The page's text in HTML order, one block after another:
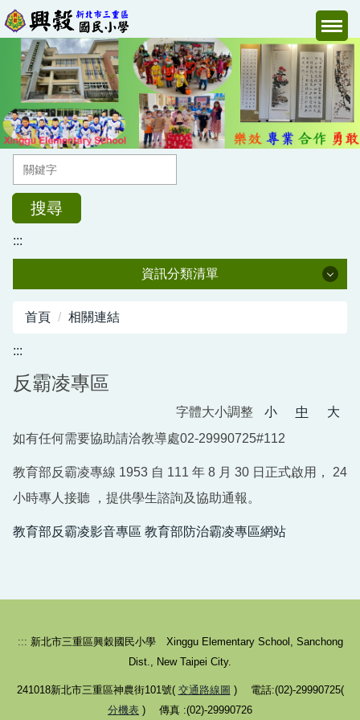
跳
到
容
區
搜尋
:::
資訊分類清單
校長室
總務處
會計室
教科書版本
首頁 相關連結
:::
反霸凌專區
字體大小調整 小 中
大
如有任何需要協助請洽教導處02-29990725#112
教育部反霸凌專線 1953 自 111 年 8 月 30 日正式啟用， 24
小時專人接聽 ，提供學生諮詢及協助通報。
教育部反霸凌影音專區 教育部防治霸凌專區網站
::: 新北市三重區興穀國民小學 Xinggu Elementary School, Sanchong
Dist., New Taipei City.
241018新北市三重區神農街101號( 交通路線圖 ) 電話:(02)-29990725(
分機表 ) 傳真 :(02)-29990726